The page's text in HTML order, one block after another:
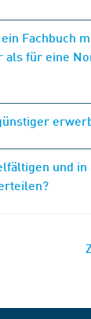
Fachbuch
als für eine
und in